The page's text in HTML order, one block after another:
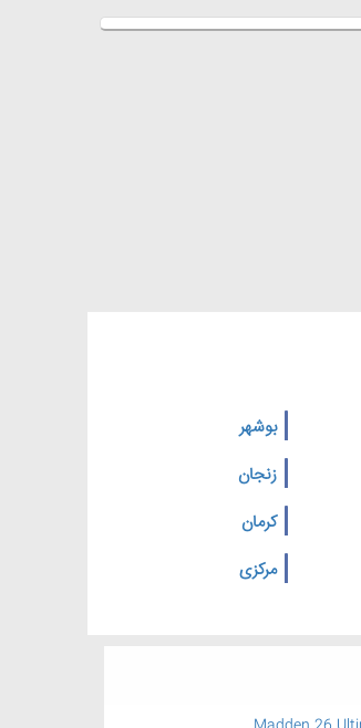
بوشهر
زنجان
کرمان
مرکزی